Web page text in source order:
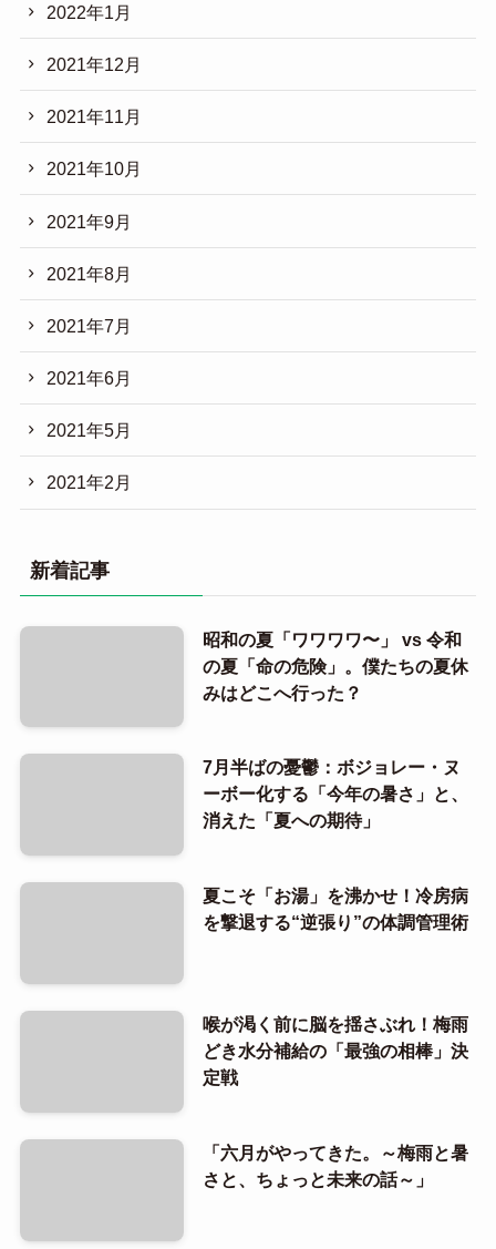
2022年1月
2021年12月
2021年11月
2021年10月
2021年9月
2021年8月
2021年7月
2021年6月
2021年5月
2021年2月
新着記事
昭和の夏「ワワワワ〜」 vs 令和
の夏「命の危険」。僕たちの夏休
みはどこへ行った？
7月半ばの憂鬱：ボジョレー・ヌ
ーボー化する「今年の暑さ」と、
消えた「夏への期待」
夏こそ「お湯」を沸かせ！冷房病
を撃退する“逆張り”の体調管理術
喉が渇く前に脳を揺さぶれ！梅雨
どき水分補給の「最強の相棒」決
定戦
「六月がやってきた。～梅雨と暑
さと、ちょっと未来の話～」